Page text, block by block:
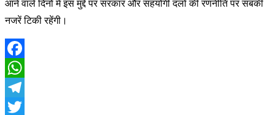
आने वाले दिनों में इस मुद्दे पर सरकार और सहयोगी दलों की रणनीति पर सबकी
नजरें टिकी रहेंगी।
Facebook
WhatsApp
Telegram